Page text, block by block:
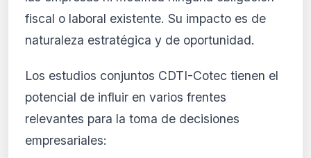
fiscal o laboral existente. Su impacto es de
naturaleza estratégica y de oportunidad.
Los estudios conjuntos CDTI-Cotec tienen el
potencial de influir en varios frentes
relevantes para la toma de decisiones
empresariales: